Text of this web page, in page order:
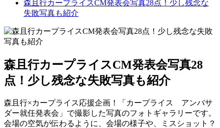
森且行カープライスCM発表会写真28点！少し残念な
失敗写真も紹介
森且行カープライスCM発表会写真28
点！少し残念な失敗写真も紹介
森且行×カープライス応援企画！「カープライス アンバサ
ダー就任発表会」で撮影した写真のフォトギャラリーです。
会場の空気が伝わるように、会場の様子や、ミスショット？